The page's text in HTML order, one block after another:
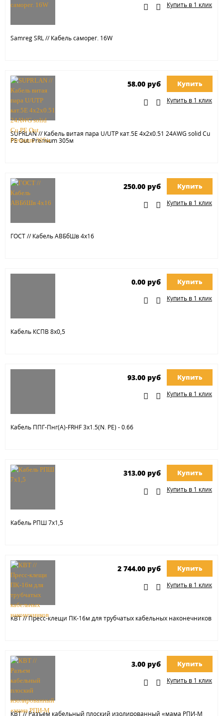
Samreg SRL // Кабель саморег. 16W
Купить в 1 клик
SUPRLAN // Кабель витая пара U/UTP кат.5E 4х2х0.51 24AWG solid Cu
PE Out. Premium 305м
58.00 руб Купить
Купить в 1 клик
ГОСТ // Кабель АВБбШв 4х16
250.00 руб Купить
Купить в 1 клик
Кабель КСПВ 8х0,5
0.00 руб Купить
Купить в 1 клик
Кабель ППГ-Пнг(А)-FRHF 3х1.5(N. PE) - 0.66
93.00 руб Купить
Купить в 1 клик
Кабель РПШ 7х1,5
313.00 руб Купить
Купить в 1 клик
КВТ // Пресс-клещи ПК-16м для трубчатых кабельных наконечников
2 744.00 руб Купить
Купить в 1 клик
КВТ // Разъем кабельный плоский изолированный «мама РПИ-М
3.00 руб Купить
Купить в 1 клик